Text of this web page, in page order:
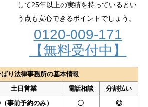
して25年以上の実績を持っているとい
う点も安心できるポイントでしょう。
0120-009-171
【無料受付中】
ばり法律事務所の基本情報
土日営業 電話相談
分割払い
事前予約のみ） 〇 ◎